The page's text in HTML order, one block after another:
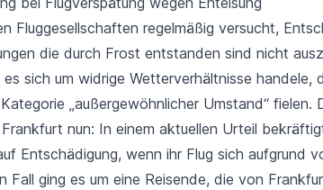
Fluggesellschaften regelmäßig versucht,
die durch Frost entstanden sind nicht
sich um widrige Wetterverhältnisse handele,
„außergewöhnlicher Umstand“ fielen.
nun: In einem aktuellen Urteil
Entschädigung, wenn ihr Flug sich aufgrund
Fall ging es um eine Reisende, die von